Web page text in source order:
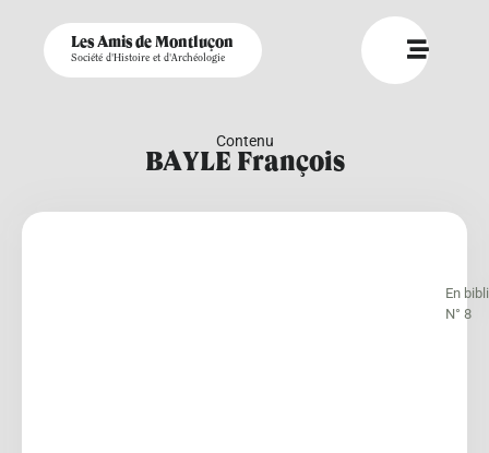
Les Amis de Montluçon
Société d'Histoire et d'Archéologie
Contenu
BAYLE François
En
N° 8